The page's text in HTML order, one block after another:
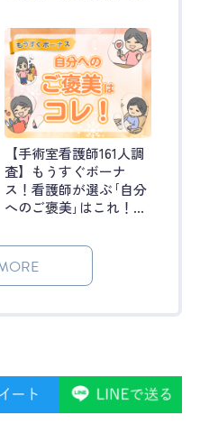
【手術室看護師161人調
査】もうすぐボーナ
ス！看護師が選ぶ｢自分
へのご褒美｣はこれ！｜